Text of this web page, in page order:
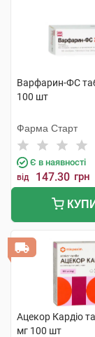
Варфарин-ФС
100 шт
Фарма Старт
Є в наявності
від 147.30 грн
Ацекор Кардіо
мг 100 шт